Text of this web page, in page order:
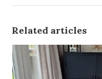
Related articles